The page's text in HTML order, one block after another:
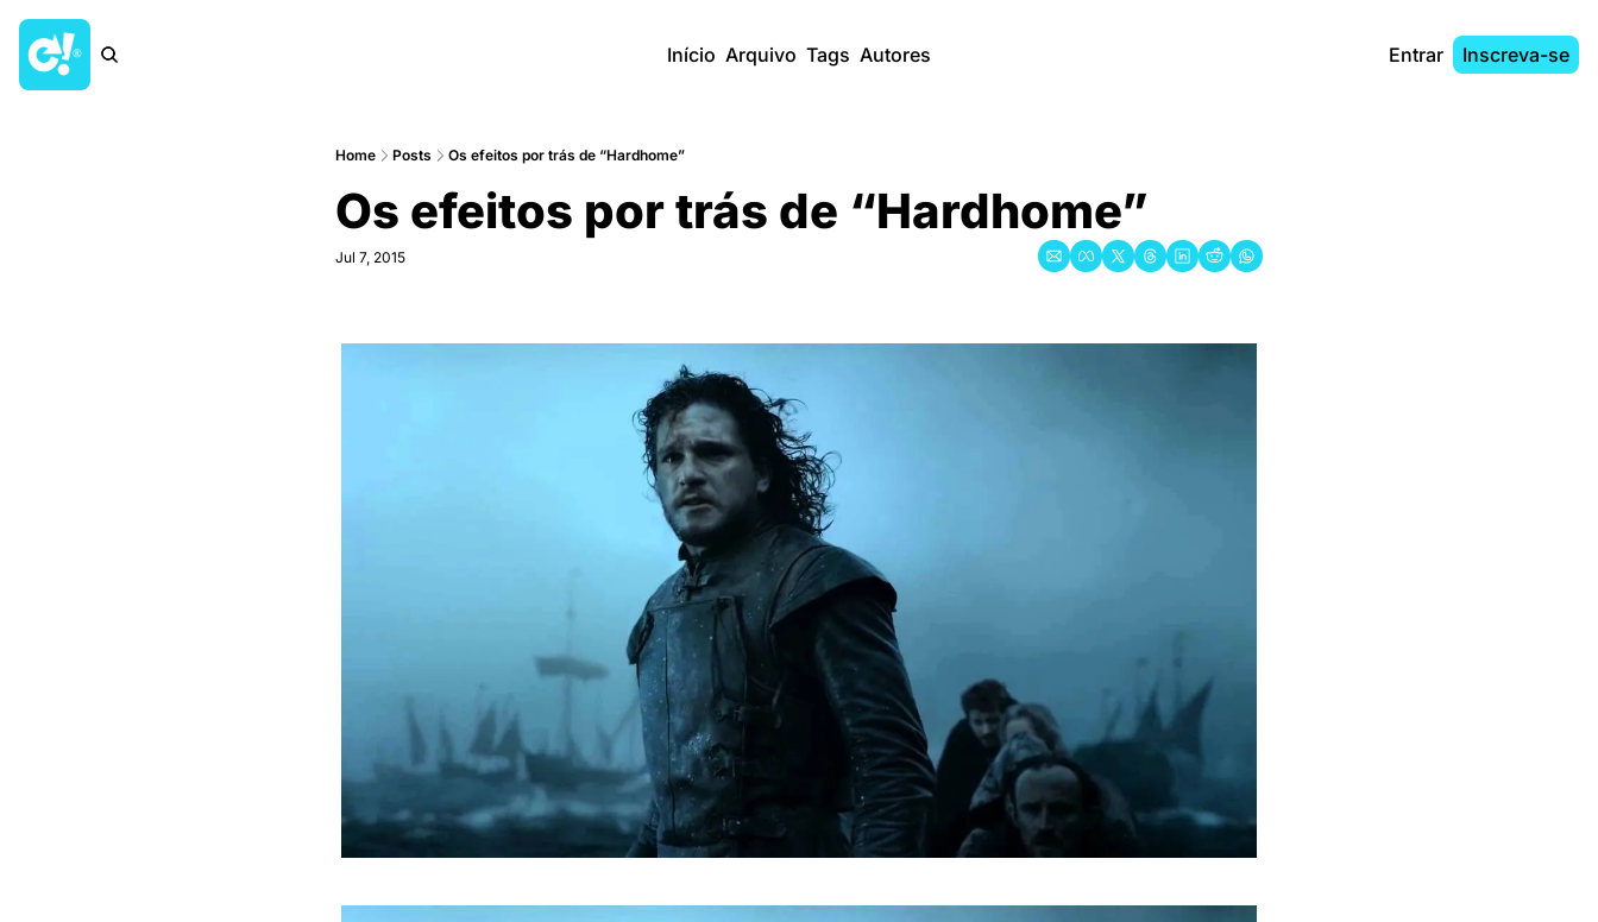
Início Arquivo Tags Autores Entrar Inscreva-se
Home Posts Os efeitos por trás de “Hardhome”
Os efeitos por trás de “Hardhome”
Jul 7, 2015